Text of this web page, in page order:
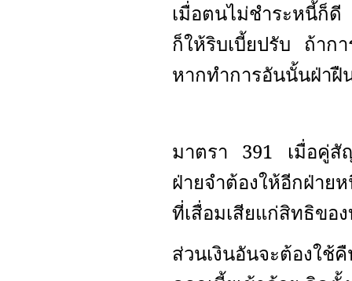
เมื่อตนไม่ชำระหนี้ก็
ก็ให้ริบเบี้ยปรับ ถ้าก
หากทำการอันนั้นฝ่าฝื
มาตรา 391 เมื่อคู่สั
ฝ่ายจำต้องให้อีกฝ่าย
ที่เสื่อมเสียแก่สิทธิขอ
ส่วนเงินอันจะต้อง